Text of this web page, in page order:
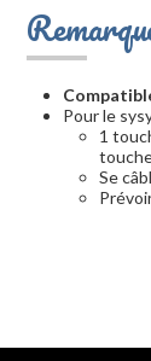
Pour le
1
Se